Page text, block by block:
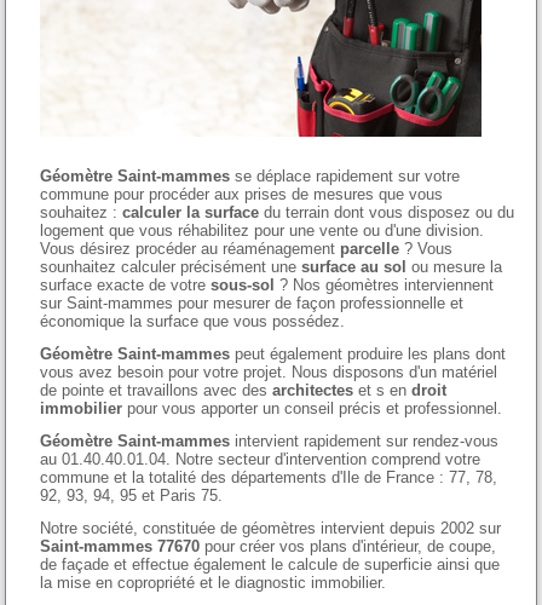
Géomètre Saint-mammes se déplace rapidement sur votre
commune pour procéder aux prises de mesures que vous
souhaitez :calculer la surface du terrain dont vous disposez ou du
logement que vous réhabilitez pour une vente ou d'une division.
Vous désirez procéder au réaménagement parcelle ? Vous
sounhaitez calculer précisément unesurface au sol ou mesure la
surface exacte de votresous-sol ? Nos géomètres interviennent
sur Saint-mammes pour mesurer de façon professionnelle et
économique la surface que vous possédez.
Géomètre Saint-mammes peut également produire les plans dont
vous avez besoin pour votre projet. Nous disposons d'un matériel
de pointe et travaillons avec desarchitectes et s endroit
immobilier pour vous apporter un conseil précis et professionnel.
Géomètre Saint-mammes intervient rapidement sur rendez-vous
au 01.40.40.01.04. Notre secteur d'intervention comprend votre
commune et la totalité des départements d'Ile de France : 77, 78,
92, 93, 94, 95 et Paris 75.
Notre société, constituée de géomètres intervient depuis 2002 sur
Saint-mammes 77670 pour créer vos plans d'intérieur, de coupe,
de façade et effectue également le calcule de superficie ainsi que
la mise en copropriété et le diagnostic immobilier.